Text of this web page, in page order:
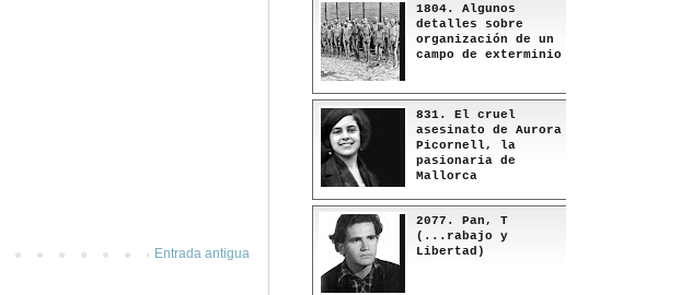
Entrada antigua
1804. Algunos
detalles sobre
organización de un
campo de exterminio
831. El cruel
asesinato de Aurora
Picornell, la
pasionaria de
Mallorca
2077. Pan, T
(...rabajo y
Libertad)